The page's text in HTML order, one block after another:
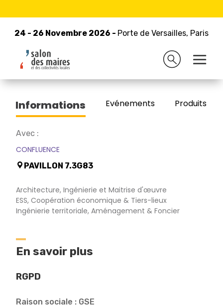
24 - 26 Novembre 2026 - Porte de Versailles, Paris
24 - 26 Novembre 2026 - Porte de Versailles, Paris
Retour à la liste des exposants
GSE
Informations Evénements Produits/
Avec :
CONFLUENCE
PAVILLON 7.3G83
Architecture, Ingénierie et Maitrise d'œuvre
ESS, Coopération économique & Tiers-lieux
Ingénierie territoriale, Aménagement & Foncier
En savoir plus
RGPD
Raison sociale : GSE